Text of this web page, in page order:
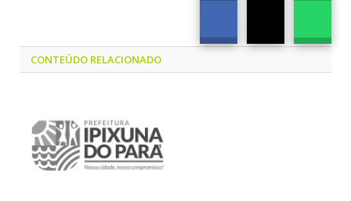
CONTEÚDO RELACIONADO